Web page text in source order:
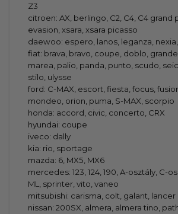
Z3
citroen: AX, berlingo, C2, C4, C4 grand
evasion, xsara, xsara picasso
daewoo: espero, lanos, leganza,
fiat: brava, bravo, coupe, doblo,
marea, palio, panda, punto, scudo,
stilo, ulysse
ford: C-MAX, escort, fiesta, focus,
mondeo, orion, puma, S-MAX, scorpio
honda: accord, civic, concerto, CRX
hyundai: coupe
iveco: dally
kia: rio, sportage
mazda: 6, MX5, MX6
mercedes: 123, 124, 190, A-osztály, C-
ML, sprinter, vito, vaneo
mitsubishi: carisma, colt, galant, lancer
nissan: 200SX, almera, almera tino,